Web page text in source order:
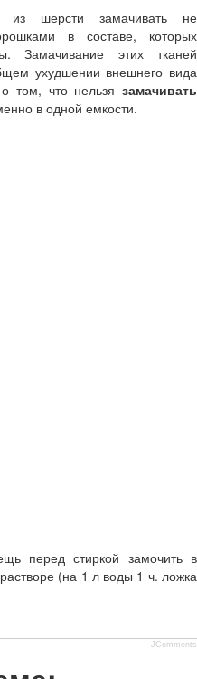
шерсти замачивать не
в составе, которых
Замачивание этих тканей
ухудшении внешнего вида
том, что нельзя замачивать
в одной емкости.
перед стиркой замочить в
(на 1 л воды 1 ч. ложка
JComments